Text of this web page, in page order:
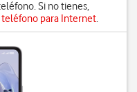
Si no tienes,
para Internet.